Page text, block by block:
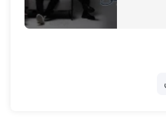
پر از استرس و فشار
که گاهی اوقات
استرس می‌تواند در